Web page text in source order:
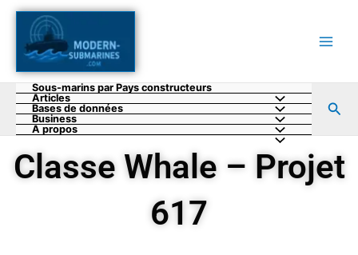
Aller
contenu
Sous-marins par Pays constructeurs
Articles
Bases de données
Business
A propos
Classe Whale – Projet
617